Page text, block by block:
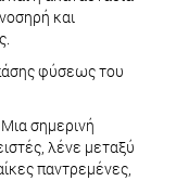
και
φύσεως του
σημερινή
λένε μεταξύ
παντρεμένες,